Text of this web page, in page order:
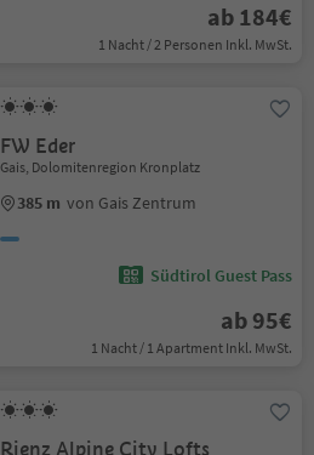
ab 184€
1 Nacht / 2 Personen Inkl. MwSt.
FW Eder
Gais, Dolomitenregion Kronplatz
385 m von Gais Zentrum
Südtirol Guest Pass
ab 95€
1 Nacht / 1 Apartment Inkl. MwSt.
Rienz Alpine City Lofts